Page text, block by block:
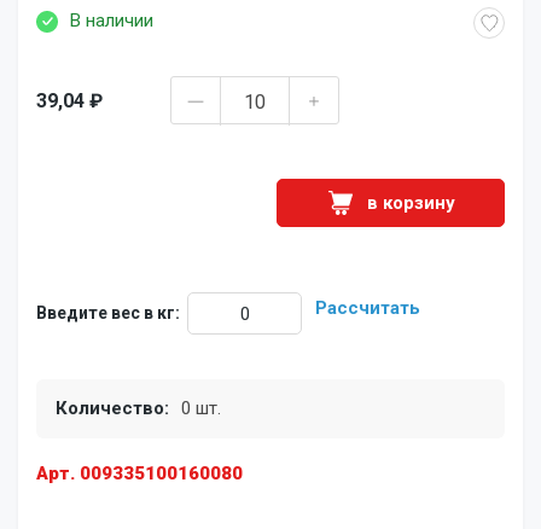
Арт. 009335100160080
В наличии
39,04 ₽
в корзину
Введите вес в кг: Рассчитать
Количество: 0 шт.